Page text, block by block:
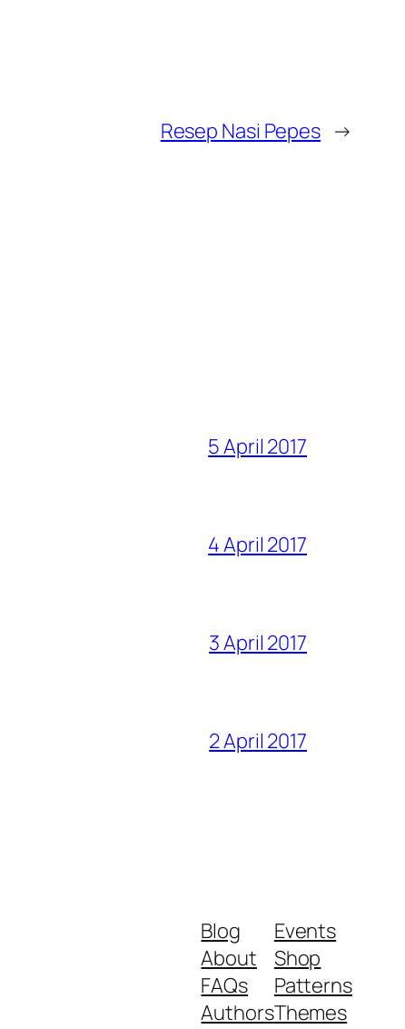
Resep Nasi Pepes →
5 April 2017
4 April 2017
3 April 2017
2 April 2017
Blog
About
FAQs
Authors
Events
Shop
Patterns
Themes